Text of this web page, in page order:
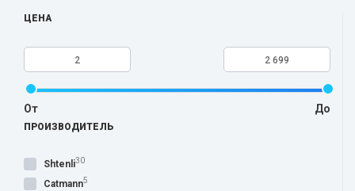
ЦЕНА
От До
ПРОИЗВОДИТЕЛЬ
Shtenli30
Catmann5